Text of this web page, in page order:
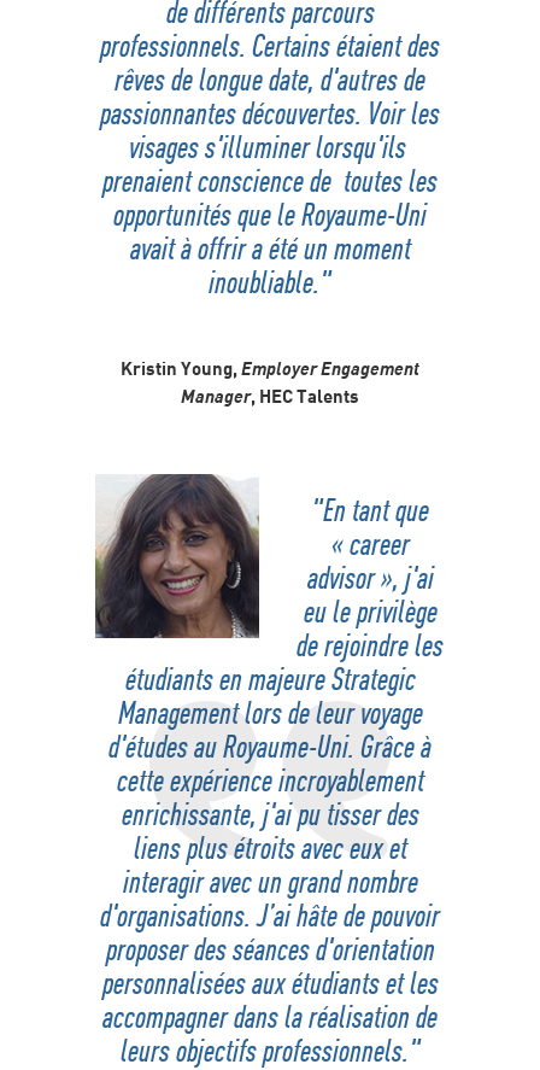
de différents parcours
professionnels. Certains étaient des
rêves de longue date, d'autres de
passionnantes découvertes. Voir les
visages s'illuminer lorsqu'ils
prenaient conscience de toutes les
opportunités que le Royaume-Uni
avait à offrir a été un moment
inoubliable."
Kristin Young,Employer Engagement
Manager, HEC Talents
"En tant que
« career
advisor », j'ai
eu le privilège
de rejoindre les
étudiants en majeure Strategic
Management lors de leur voyage
d'études au Royaume-Uni. Grâce à
cette expérience incroyablement
enrichissante, j'ai pu tisser des
liens plus étroits avec eux et
interagir avec un grand nombre
d'organisations. J’ai hâte de pouvoir
proposer des séances d'orientation
personnalisées aux étudiants et les
accompagner dans la réalisation de
leurs objectifs professionnels."